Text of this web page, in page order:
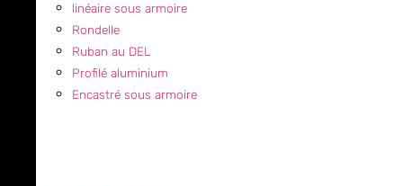
linéaire sous armoire
Rondelle
Ruban au DEL
Profilé aluminium
Encastré sous armoire